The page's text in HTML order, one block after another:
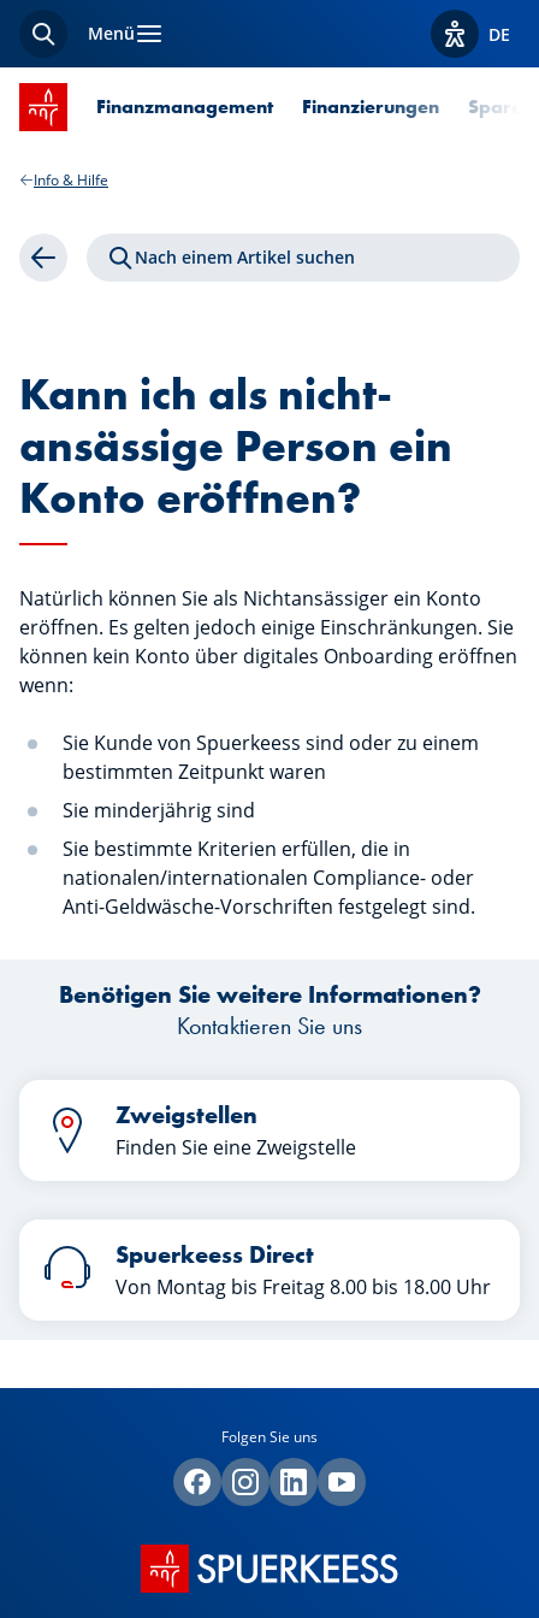
SucheMenü Optionen
DE
Startseite SPUERKEESS
Finanzmanagement Finanzierungen Sparen
Info & Hilfe
Zurück Nach einem Artikel suchen
Kann ich als nicht-
ansässige Person ein
Konto eröffnen?
Natürlich können Sie als Nichtansässiger ein Konto
eröffnen. Es gelten jedoch einige Einschränkungen. Sie
können kein Konto über digitales Onboarding eröffnen
wenn:
Sie Kunde von Spuerkeess sind oder zu einem
bestimmten Zeitpunkt waren
Sie minderjährig sind
Sie bestimmte Kriterien erfüllen, die in
nationalen/internationalen Compliance- oder
Anti-Geldwäsche-Vorschriften festgelegt sind.
Benötigen Sie weitere Informationen?
Kontaktieren Sie uns
Zweigstellen
Finden Sie eine Zweigstelle
Spuerkeess Direct
Von Montag bis Freitag 8.00 bis 18.00 Uhr
Folgen Sie uns